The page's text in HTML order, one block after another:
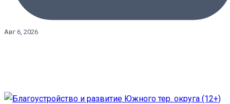
Авг 6, 2026